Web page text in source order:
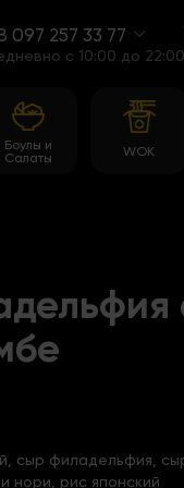
097 257 33 77
c 10:00 до 22:00
Боулы и
Салаты
WOK
сыр филадельфия,
нори, рис японский